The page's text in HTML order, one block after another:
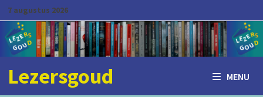
Ga
naar
de
inhoud
7 augustus 2026
Lezersgoud MENU